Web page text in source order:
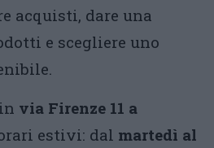
acquisti, dare una
e scegliere uno
via Firenze 11 a
estivi: dal martedì al